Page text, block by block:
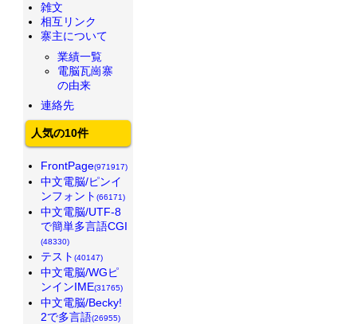
雑文
相互リンク
寨主について
業績一覧
電脳瓦崗寨
の由来
連絡先
人気の10件
FrontPage(971917)
中文電脳/ピンイ
ンフォント (66171)
中文電脳/UTF-8
で簡単多言語CGI
(48330)
テスト (40147)
中文電脳/WGピ
ンインIME(31765)
中文電脳/Becky!
2で多言語(26955)